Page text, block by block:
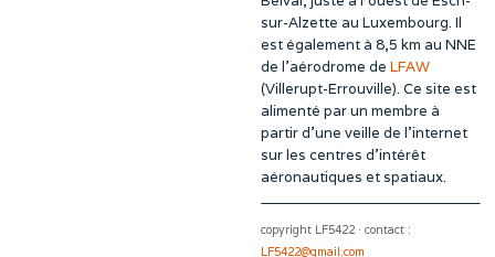
sur-Alzette au Luxembourg. Il
est également à 8,5 km au NNE
de l’aérodrome de LFAW
(Villerupt-Errouville). Ce site est
alimenté par un membre à
partir d’une veille de l’internet
sur les centres d’intérêt
aéronautiques et spatiaux.
copyright LF5422 · contact :
LF5422@gmail.com